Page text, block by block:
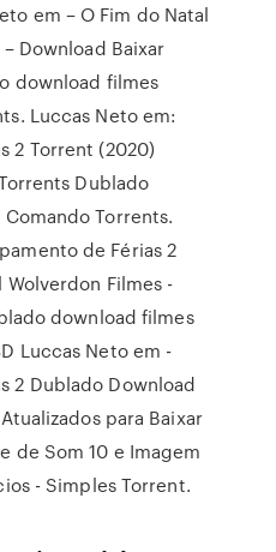
em – O Fim do Natal
Download Baixar
download filmes
Luccas Neto em:
2 Torrent (2020)
Dublado
Torrents.
de Férias 2
Filmes -
download filmes
Luccas Neto em -
2 Dublado Download
para Baixar
de Som 10 e Imagem
- Simples Torrent.